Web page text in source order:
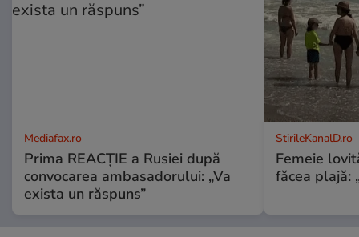
Mediafax.ro
Prima REACȚIE a Rusiei după
convocarea ambasadorului: „Va
exista un răspuns”
StirileKanalD.ro
Femeie
făcea plajă: